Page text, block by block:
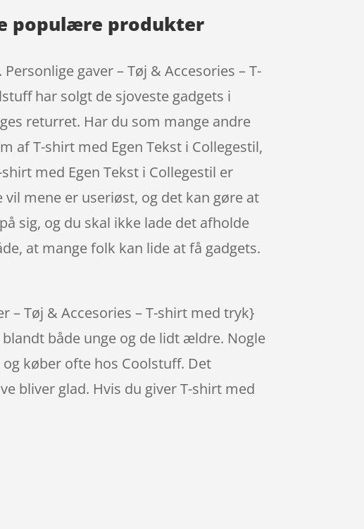
populære produkter
gaver – Tøj & Accesories – T-
har solgt de sjoveste gadgets i
returret. Har du som mange andre
af T-shirt med Egen Tekst i Collegestil,
med Egen Tekst i Collegestil er
mene er useriøst, og det kan gøre at
sig, og du skal ikke lade det afholde
at mange folk kan lide at få gadgets.
– Tøj & Accesories – T-shirt med tryk}
både unge og de lidt ældre. Nogle
køber ofte hos Coolstuff. Det
bliver glad. Hvis du giver T-shirt med